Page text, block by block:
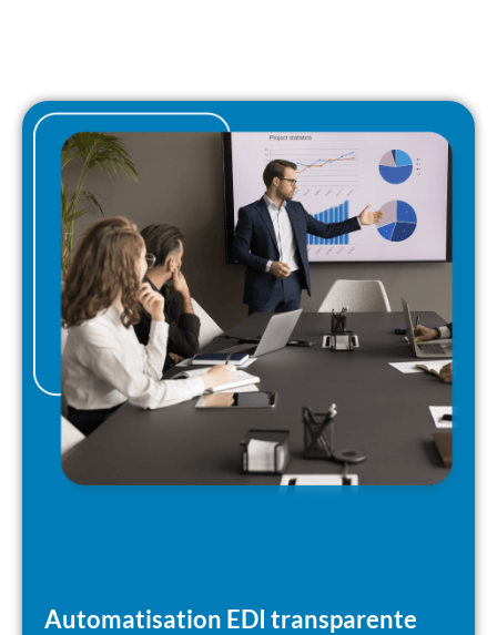
Automatisation EDI transparente